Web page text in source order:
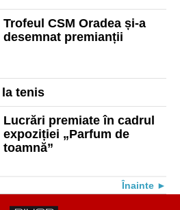
Mădălina Pavăl, dar și
Mircea Bravo
Trofeul CSM Oradea și-a
desemnat premianții
la tenis
Lucrări premiate în cadrul
expoziției „Parfum de
toamnă”
Înainte